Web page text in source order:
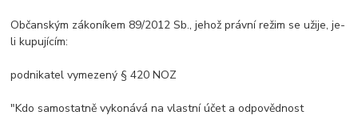
Občanským zákoníkem 89/2012 Sb., jehož právní režim se užije, je-
li kupujícím:
podnikatel vymezený § 420 NOZ
"Kdo samostatně vykonává na vlastní účet a odpovědnost